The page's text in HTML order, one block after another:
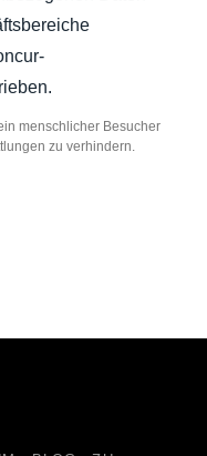
menschlicher Besucher
zu verhindern.